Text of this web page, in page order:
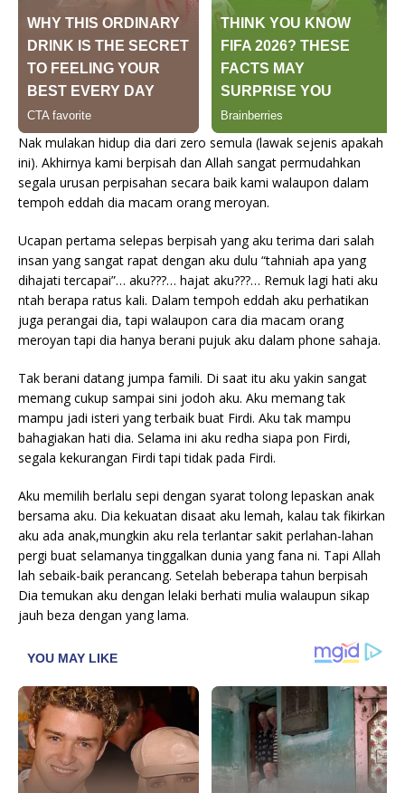
Nak mulakan hidup dia dari zero semula (lawak sejenis apakah
ini). Akhirnya kami berpisah dan Allah sangat permudahkan
segala urusan perpisahan secara baik kami walaupon dalam
tempoh eddah dia macam orang meroyan.
Ucapan pertama selepas berpisah yang aku terima dari salah
insan yang sangat rapat dengan aku dulu “tahniah apa yang
dihajati tercapai”… aku???… hajat aku???… Remuk lagi hati aku
ntah berapa ratus kali. Dalam tempoh eddah aku perhatikan
juga perangai dia, tapi walaupon cara dia macam orang
meroyan tapi dia hanya berani pujuk aku dalam phone sahaja.
Tak berani datang jumpa famili. Di saat itu aku yakin sangat
memang cukup sampai sini jodoh aku. Aku memang tak
mampu jadi isteri yang terbaik buat Firdi. Aku tak mampu
bahagiakan hati dia. Selama ini aku redha siapa pon Firdi,
segala kekurangan Firdi tapi tidak pada Firdi.
Aku memilih berlalu sepi dengan syarat tolong lepaskan anak
bersama aku. Dia kekuatan disaat aku lemah, kalau tak fikirkan
aku ada anak,mungkin aku rela terlantar sakit perlahan-lahan
pergi buat selamanya tinggalkan dunia yang fana ni. Tapi Allah
lah sebaik-baik perancang. Setelah beberapa tahun berpisah
Dia temukan aku dengan lelaki berhati mulia walaupun sikap
jauh beza dengan yang lama.